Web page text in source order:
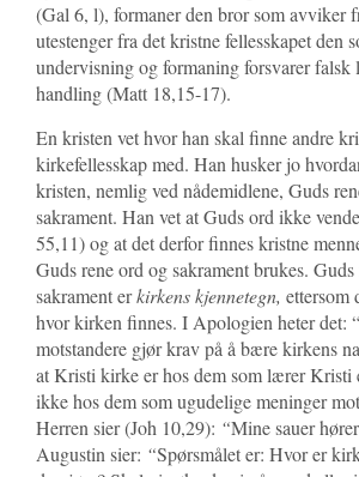
(Gal 6, l), formaner den bror som avviker
utestenger fra det kristne fellesskapet den
undervisning og formaning forsvarer
handling (Matt 18,15-17).
En kristen vet hvor han skal finne andre
kirkefellesskap med. Han husker jo
kristen, nemlig ved nådemidlene, Guds
sakrament. Han vet at Guds ord ikke
55,11) og at det derfor finnes kristne
Guds rene ord og sakrament brukes.
sakrament erkirkens kjennetegn, ettersom
hvor kirken finnes. I Apologien heter det:
motstandere gjør krav på å bære kirkens
at Kristi kirke er hos dem som lærer Kristi
ikke hos dem som ugudelige meninger
Herren sier (Joh 10,29): “Mine sauer
Augustin sier: “Spørsmålet er: Hvor er